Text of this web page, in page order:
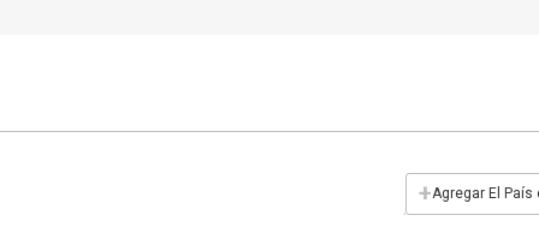
+Agregar El País